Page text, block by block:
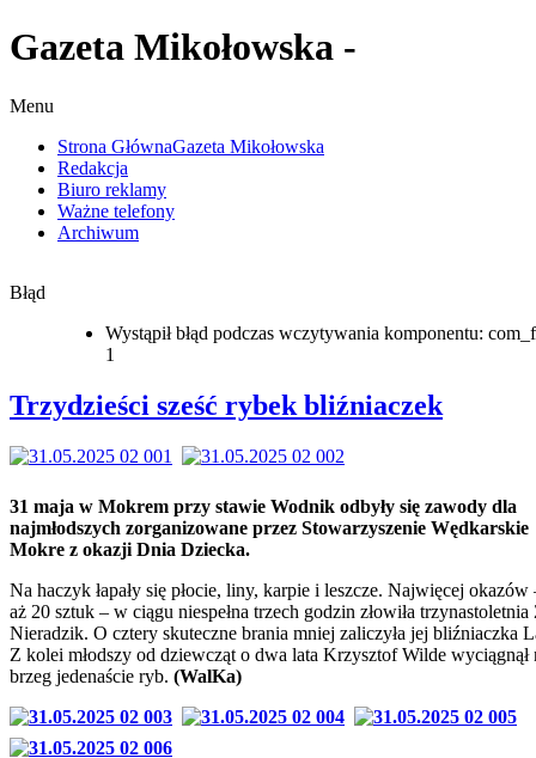
Gazeta Mikołowska -
Menu
Strona GłównaGazeta Mikołowska
Redakcja
Biuro reklamy
Ważne telefony
Archiwum
Błąd
Wystąpił błąd podczas wczytywania komponentu:
1
Trzydzieści sześć rybek bliźniaczek
31 maja w Mokrem przy stawie Wodnik odbyły się zawody dla
najmłodszych zorganizowane przez Stowarzyszenie Wędkarskie
Mokre z okazji Dnia Dziecka.
Na haczyk łapały się płocie, liny, karpie i leszcze. Najwięcej okazów
aż 20 sztuk – w ciągu niespełna trzech godzin złowiła trzynastoletnia
Nieradzik. O cztery skuteczne brania mniej zaliczyła jej bliźniaczka
Z kolei młodszy od dziewcząt o dwa lata Krzysztof Wilde wyciągnął
brzeg jedenaście ryb. (WalKa)